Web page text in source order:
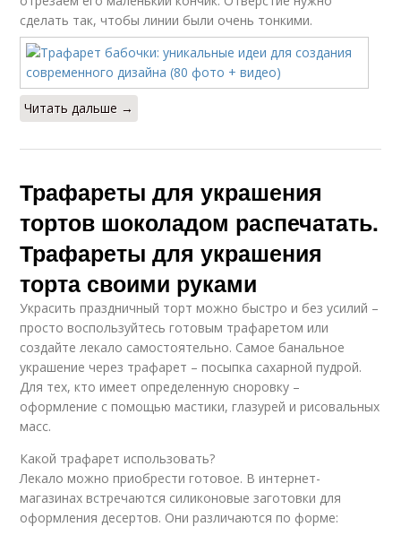
сделать так, чтобы линии были очень тонкими.
Читать дальше →
Трафареты для украшения
тортов шоколадом распечатать.
Трафареты для украшения
торта своими руками
Украсить праздничный торт можно быстро и без усилий –
просто воспользуйтесь готовым трафаретом или
создайте лекало самостоятельно. Самое банальное
украшение через трафарет – посыпка сахарной пудрой.
Для тех, кто имеет определенную сноровку –
оформление с помощью мастики, глазурей и рисовальных
масс.
Какой трафарет использовать?
Лекало можно приобрести готовое. В интернет-
магазинах встречаются силиконовые заготовки для
оформления десертов. Они различаются по форме: